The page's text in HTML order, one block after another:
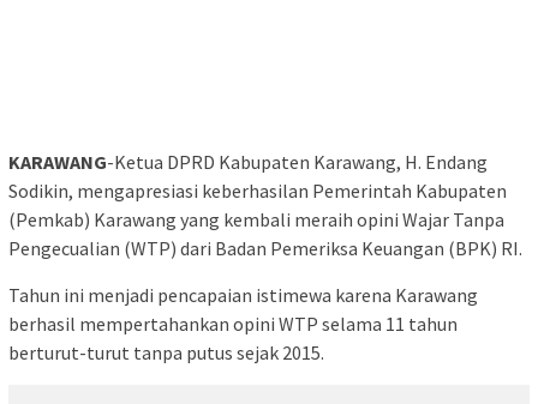
KARAWANG-Ketua DPRD Kabupaten Karawang, H. Endang
Sodikin, mengapresiasi keberhasilan Pemerintah Kabupaten
(Pemkab) Karawang yang kembali meraih opini Wajar Tanpa
Pengecualian (WTP) dari Badan Pemeriksa Keuangan (BPK) RI.
Tahun ini menjadi pencapaian istimewa karena Karawang
berhasil mempertahankan opini WTP selama 11 tahun
berturut-turut tanpa putus sejak 2015.